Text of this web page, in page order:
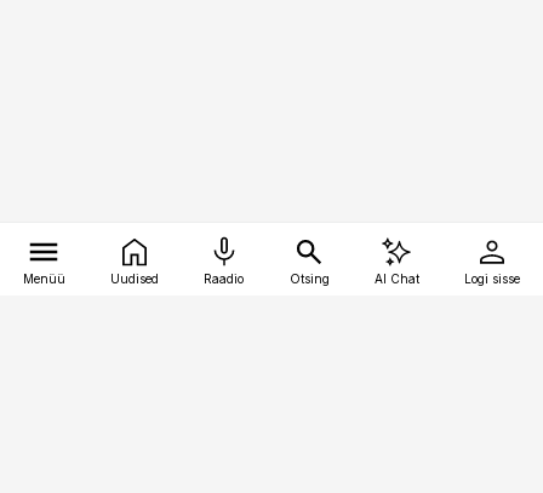
Menüü Uudised Raadio Otsing AI Chat Logi sisse